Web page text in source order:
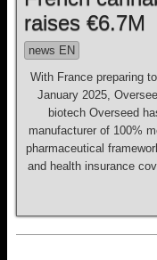
raises €6.7M
news EN
With France preparing
January 2025,
biotech Overseed
manufacturer of 100%
pharmaceutical
and health insurance